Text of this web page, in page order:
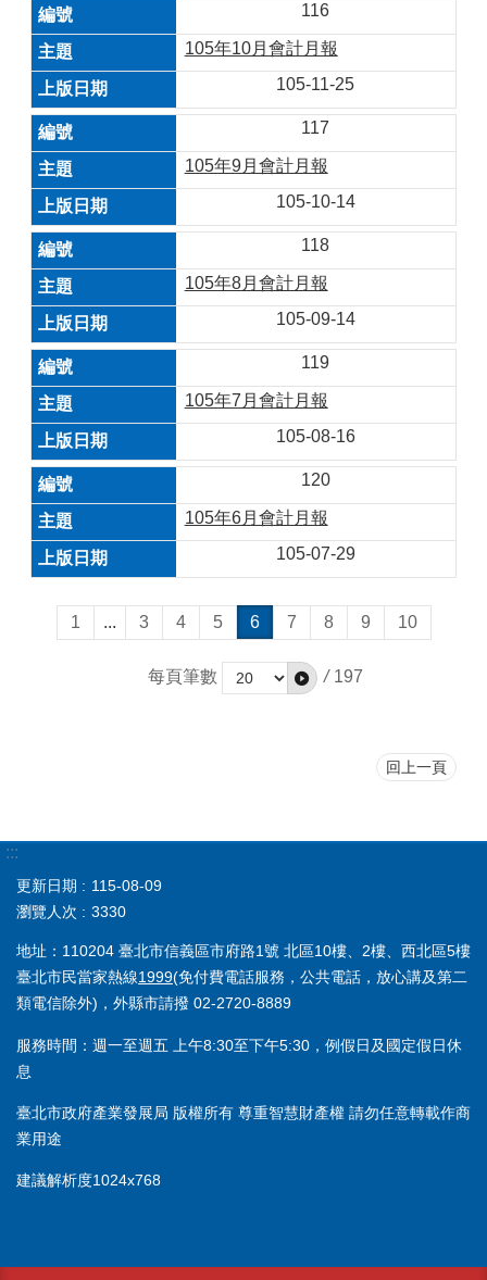
116
105年10月會計月報
105-11-25
117
105年9月會計月報
105-10-14
118
105年8月會計月報
105-09-14
119
105年7月會計月報
105-08-16
120
105年6月會計月報
105-07-29
1 ... 3 4 5 6 7 8 9 10
每頁筆數 / 197
回上一頁
:::
更新日期
115-08-09
瀏覽人次
3330
地址：110204 臺北市信義區市府路1號 北區10樓、2樓、西北區5樓
臺北市民當家熱線1999(免付費電話服務，公共電話，放心講及第二
類電信除外)，外縣市請撥 02-2720-8889
服務時間：週一至週五 上午8:30至下午5:30，例假日及國定假日休
息
臺北市政府產業發展局 版權所有 尊重智慧財產權 請勿任意轉載作商
業用途
建議解析度1024x768